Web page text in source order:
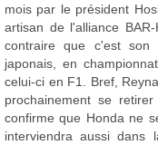
mois par le président
artisan de l'alliance
contraire que c'est son
japonais, en
celui-ci en F1. Bref,
prochainement se
confirme que Honda ne
interviendra aussi dans